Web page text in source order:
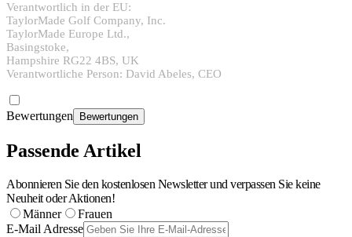
Verantwortlich in der EU:
TaylorMade Golf Company, Inc.
TaylorMade Europe Ltd.,
Basingstoke,
Hampshire RG22 4BS, UK
Verantwortliche Person: David Abeles, CEO
Bewertungen Bewertungen
Passende Artikel
Abonnieren Sie den kostenlosen Newsletter und verpassen Sie keine
Neuheit oder Aktionen!
Männer
Frauen
E-Mail Adresse